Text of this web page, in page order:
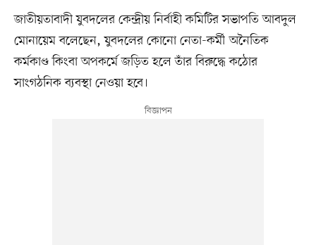
জাতীয়তাবাদী যুবদলের কেন্দ্রীয় নির্বাহী কমিটির সভাপতি আবদুল
মোনায়েম বলেছেন, যুবদলের কোনো নেতা-কর্মী অনৈতিক
কর্মকাণ্ড কিংবা অপকর্মে জড়িত হলে তাঁর বিরুদ্ধে কঠোর
সাংগঠনিক ব্যবস্থা নেওয়া হবে।